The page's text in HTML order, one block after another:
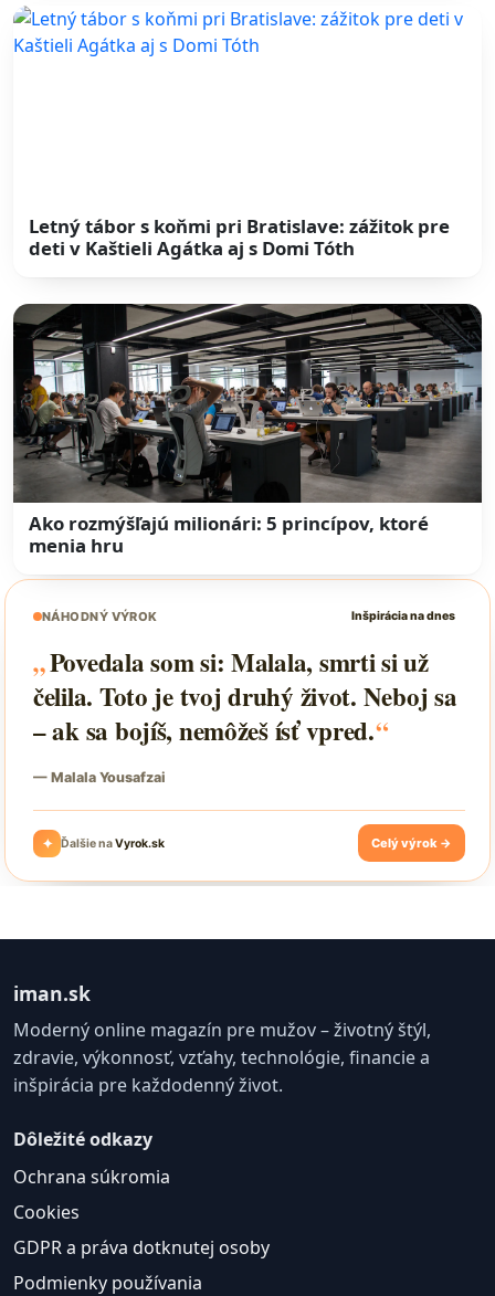
Letný tábor s koňmi pri Bratislave: zážitok pre
deti v Kaštieli Agátka aj s Domi Tóth
Ako rozmýšľajú milionári: 5 princípov, ktoré
menia hru
iman.sk
Moderný online magazín pre mužov – životný štýl,
zdravie, výkonnosť, vzťahy, technológie, financie a
inšpirácia pre každodenný život.
Dôležité odkazy
Ochrana súkromia
Cookies
GDPR a práva dotknutej osoby
Podmienky používania